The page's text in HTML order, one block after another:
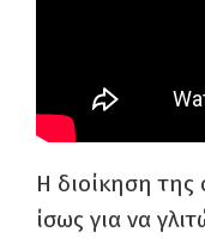
Η διοίκηση της
ίσως για να